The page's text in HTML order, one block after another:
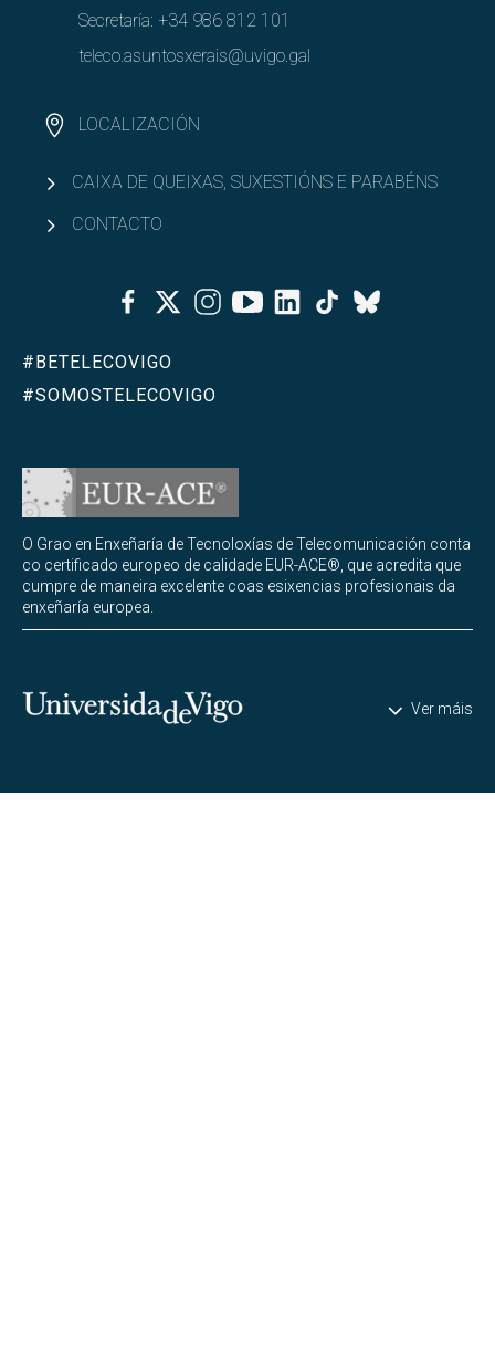
Secretaría: +34 986 812 101
teleco.asuntosxerais@uvigo.gal
LOCALIZACIÓN
CAIXA DE QUEIXAS, SUXESTIÓNS E PARABÉNS
CONTACTO
FacebookTwitterInstagramYoutubeLinkedinTiktok
Bluesky
#BETELECOVIGO
#SOMOSTELECOVIGO
O Grao en Enxeñaría de Tecnoloxías de Telecomunicación conta
co certificado europeo de calidade EUR-ACE®, que acredita que
cumpre de maneira excelente coas esixencias profesionais da
enxeñaría europea.
Universidade de Vigo Ver máis